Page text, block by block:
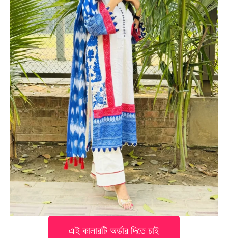
এই কালারটি অর্ডার দিতে চাই